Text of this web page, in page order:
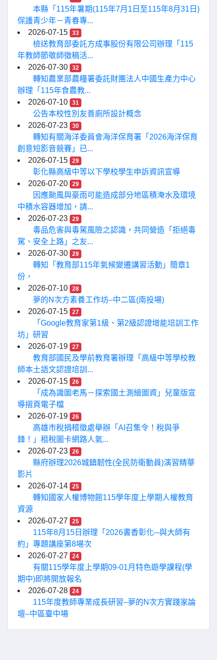
本縣「115年暑期(115年7月1日至115年8月31日)
保護青少年－青春專...
2026-07-15
33
檢送教育部委託方成事股份有限公司辦理「115
年教師節敬師徵稿活...
2026-07-30
32
轉知農業部農糧署委託財團法人中國生產力中心
辦理「115年食農教...
2026-07-10
31
公告本校性別友善廁所設計概念
2026-07-23
30
轉知有關海洋委員會海洋保育署「2026海洋保育
創意短影音競賽」已...
2026-07-15
29
彰化縣高級中等以下學校學生申訴資訊宣導
2026-07-20
29
因應颱風與豪雨可能造成部分地區積淹水及環境
中積水容器增加，請...
2026-07-23
29
毒品危害與毒駕風險之認識，共同營造「拒絕毒
駕、安全上路」之友...
2026-07-30
29
轉知「教育部115年氣候變遷講習活動」簡章1
份，
2026-07-10
28
夢的N次方素養工作坊–中二區(南投場)
2026-07-15
27
「Google教育家第1級、第2級認證增能培訓工作
坊」研習
2026-07-19
27
教育部國民及學前教育署辦理「高級中等學校教
師本土語文認證培訓...
2026-07-15
26
「成為識圖老馬－探索國土測繪圖資」兒童版宣
導摺頁電子檔
2026-07-19
26
高雄市稅捐稽徵處舉辦「AI召集令！稅與爭
鋒！」租稅圖卡網路人氣...
2026-07-23
26
縣府辦理2026城鎮韌性(全民防衛動員)演習精華
影片
2026-07-14
25
轉知國家人權博物館115學年度上學期人權教育
資源
2026-07-27
25
115年8月15日辦理「2026書香彰化─與大師有
約」專題講座第8場次
2026-07-27
24
有關115學年度上學期09-01月特色遊學課程(學
期中)即將開放報名
2026-07-28
24
115年度教師專業成長研習–夢的N次方實踐家論
壇–中區臺中場